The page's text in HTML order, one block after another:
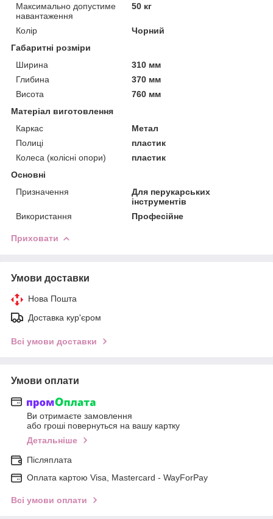
Максимально допустиме
навантаження
50 кг
Колір
Чорний
Габаритні розміри
Ширина
310 мм
Глибина
370 мм
Висота
760 мм
Матеріал виготовлення
Каркас
Метал
Полиці
пластик
Колеса (колісні опори)
пластик
Основні
Призначення
Для перукарських
інструментів
Використання
Професійне
Приховати
Умови доставки
Нова Пошта
Доставка кур'єром
Всі умови доставки
Умови оплати
Ви отримаєте замовлення
або гроші повернуться на вашу картку
Детальніше
Післяплата
Оплата картою Visa, Mastercard - WayForPay
Всі умови оплати